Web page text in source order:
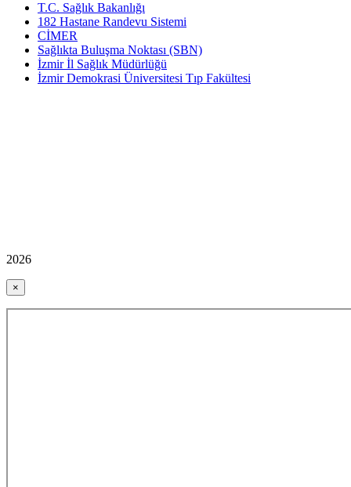
T.C. Sağlık Bakanlığı
182 Hastane Randevu Sistemi
CİMER
Sağlıkta Buluşma Noktası (SBN)
İzmir İl Sağlık Müdürlüğü
İzmir Demokrasi Üniversitesi Tıp Fakültesi
2026
×